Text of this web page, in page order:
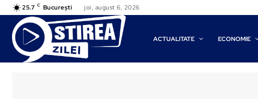
25.7 C București joi, august 6, 2026
ACTUALITATE ECONOMIE